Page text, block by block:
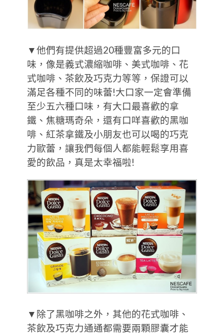
▼他們有提供超過20種豐富多元的口
味，像是義式濃縮咖啡、美式咖啡、花
式咖啡、茶飲及巧克力等等，保證可以
滿足各種不同的味蕾!大口家一定會準備
至少五六種口味，有大口最喜歡的拿
鐵、焦糖瑪奇朵，還有口咩喜歡的黑咖
啡、紅茶拿鐵及小朋友也可以喝的巧克
力歐蕾，讓我們每個人都能輕鬆享用喜
愛的飲品，真是太幸福啦!
▼除了黑咖啡之外，其他的花式咖啡、
茶飲及巧克力通通都需要兩顆膠囊才能